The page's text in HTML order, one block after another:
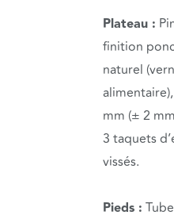
Plateau :
finition
naturel
mm (± 2
3 taquets
vissés.
Pieds :